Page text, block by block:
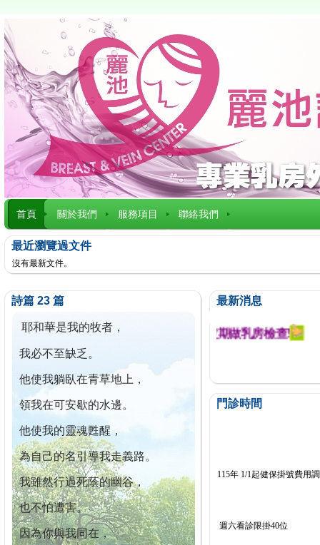
首頁 關於我們 服務項目 聯絡我們
最近瀏覽過文件
沒有最新文件。
詩篇 23 篇
耶和華是我的牧者，
我必不至缺乏。
他使我躺臥在青草地上，
領我在可安歇的水邊。
他使我的靈魂甦醒，
為自己的名引導我走義路。
我雖然行過死蔭的幽谷，
也不怕遭害。
因為你與我同在，
最新消息
今已篩檢出1700位乳癌患者,提醒您定期做乳房檢查!
門診時間
115年 1/1起健保掛號費用
週六看診限掛40位